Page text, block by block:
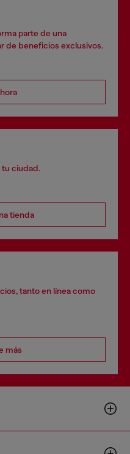
parte de una
de beneficios exclusivos.
tu ciudad.
tienda
tanto en línea como
más